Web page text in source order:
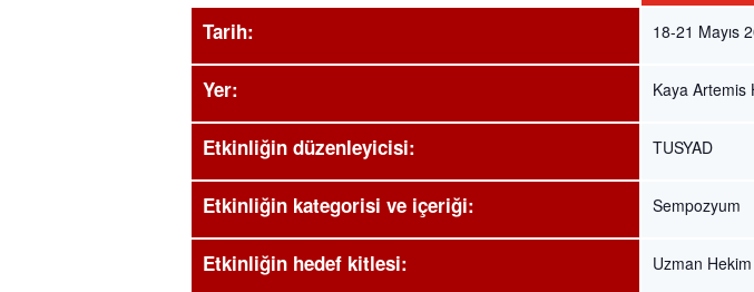
Tarih:
Yer:
Etkinliğin düzenleyicisi:
Etkinliğin kategorisi ve içeriği:
Etkinliğin hedef kitlesi:
18-21 Mayıs
Kaya Artemis
TUSYAD
Sempozyum
Uzman Hekim